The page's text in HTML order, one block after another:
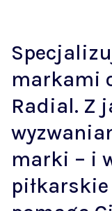
markami
Radial. Z
marki – i